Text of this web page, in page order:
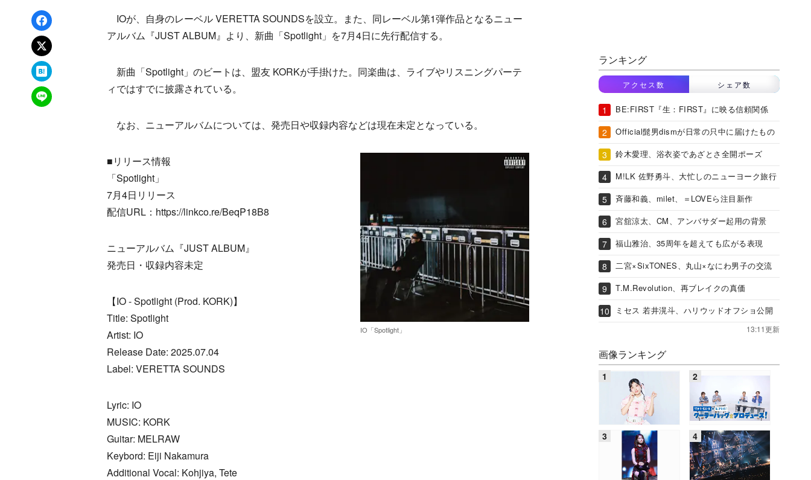
Facebookでシェア
xでポスト
はてなブックマーク
LINEで送る
IOが、自身のレーベル VERETTA SOUNDSを設立。また、同レーベル第1弾作品となるニュー
アルバム『JUST ALBUM』より、新曲「Spotlight」を7月4日に先行配信する。
新曲「Spotlight」のビートは、盟友 KORKが手掛けた。同楽曲は、ライブやリスニングパーテ
ィではすでに披露されている。
なお、ニューアルバムについては、発売日や収録内容などは現在未定となっている。
IO「Spotlight」
■リリース情報
「Spotlight」
7月4日リリース
配信URL：https://linkco.re/BeqP18B8
ニューアルバム『JUST ALBUM』
発売日・収録内容未定
【IO - Spotlight (Prod. KORK)】
Title: Spotlight
Artist: IO
Release Date: 2025.07.04
Label: VERETTA SOUNDS
Lyric: IO
MUSIC: KORK
Guitar: MELRAW
Keybord: Eiji Nakamura
Additional Vocal: Kohjiya, Tete
ランキング
アクセス数 シェア数
BE:FIRST『生：FIRST』に映る信頼関係
Official髭男dismが日常の只中に届けたもの
鈴木愛理、浴衣姿であざとさ全開ポーズ
M!LK 佐野勇斗、大忙しのニューヨーク旅行
斉藤和義、milet、＝LOVEら注目新作
宮舘涼太、CM、アンバサダー起用の背景
福山雅治、35周年を超えても広がる表現
二宮×SixTONES、丸山×なにわ男子の交流
T.M.Revolution、再ブレイクの真価
ミセス 若井滉斗、ハリウッドオフショ公開
13:11更新
画像ランキング